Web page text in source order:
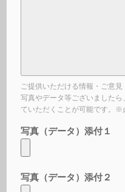
ご提供いただける情報・ご意
写真やデータ等ございました
ていただくことが可能です。※
写真（データ）添付１
写真（データ）添付２